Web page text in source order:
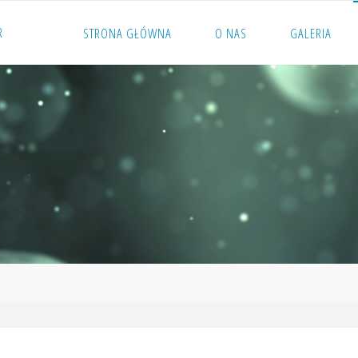
STRONA GŁÓWNA O NAS GALERIA